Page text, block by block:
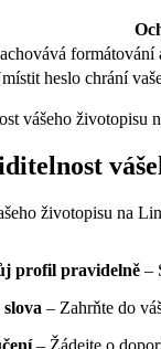
formátování
heslo chrání
životopisu na
profil pravidelně –
– Zahrňte do
– Žádejte o